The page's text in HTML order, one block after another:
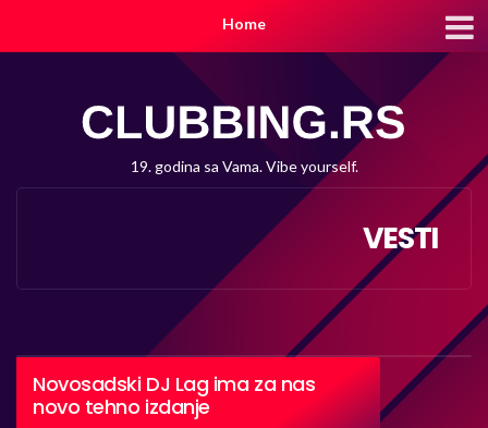
Home
19. godina sa Vama. Vibe yourself.
VESTI
Novosadski DJ Lag ima za nas
novo tehno izdanje